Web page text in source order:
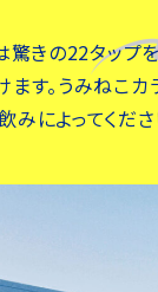
驚きの22タップ
す。うみねこ
によってくださ